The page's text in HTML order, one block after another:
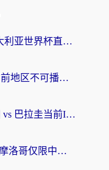
在国外怎么看美国 vs 澳大利亚世界杯直播？海外党必藏的中文解说观赛指南
在加拿大看抖音世界杯当前地区不可播放？海外党体育观赛终极指南
在海外看世界杯直播德国 vs 巴拉圭当前IP受限制？这篇指南帮你轻松解决地区限制
在国外看世界杯法国 VS 摩洛哥仅限中国大陆？别让地域限制拦下你的欢呼